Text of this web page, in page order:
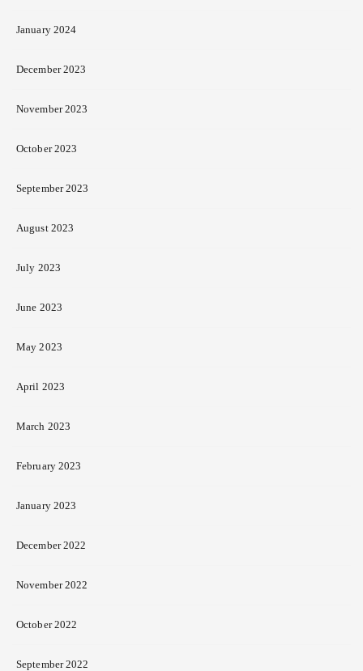
January 2024
December 2023
November 2023
October 2023
September 2023
August 2023
July 2023
June 2023
May 2023
April 2023
March 2023
February 2023
January 2023
December 2022
November 2022
October 2022
September 2022